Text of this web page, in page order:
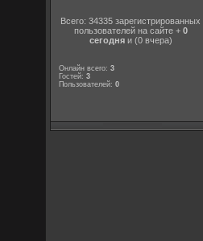
Всего: 34335 зарегистрированных
пользователей на сайте + 0
сегодняи (0 вчера)
Онлайн всего:3
Гостей:3
Пользователей:0